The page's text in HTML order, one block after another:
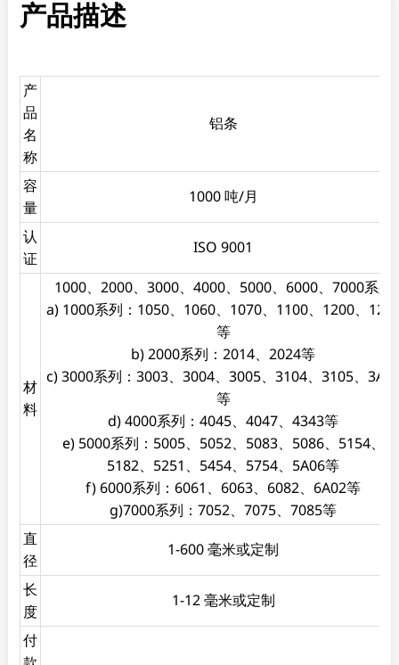
产品描述
产
品
名
称
铝条
容
量
1000 吨/月
认
证
ISO 9001
材
料
1000、2000、3000、4000、5000、6000、7000系列
a) 1000系列：1050、1060、1070、1100、1200、
等
b) 2000系列：2014、2024等
c) 3000系列：3003、3004、3005、3104、3105、
等
d) 4000系列：4045、4047、4343等
e) 5000系列：5005、5052、5083、5086、5154、
5182、5251、5454、5754、5A06等
f) 6000系列：6061、6063、6082、6A02等
g)7000系列：7052、7075、7085等
直
径
1-600 毫米或定制
长
度
1-12 毫米或定制
付